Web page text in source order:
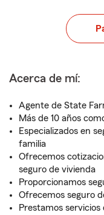
Acerca de mí:
Agente de State
Más de 10 años
Especializados en
familia
Ofrecemos
seguro de vivienda
Proporcionamos
Ofrecemos seguro
Prestamos